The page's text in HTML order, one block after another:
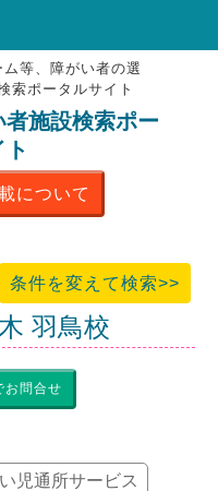
マーク
等、障がい者の選
索ポータルサイト
施設検索ポー
ト
について
条件を変えて検索>>
羽鳥校
お問合せ
児通所サービス